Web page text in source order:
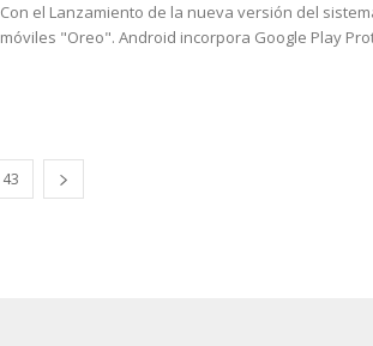
Con el Lanzamiento de la nueva versión del
móviles "Oreo". Android incorpora Google Play
43